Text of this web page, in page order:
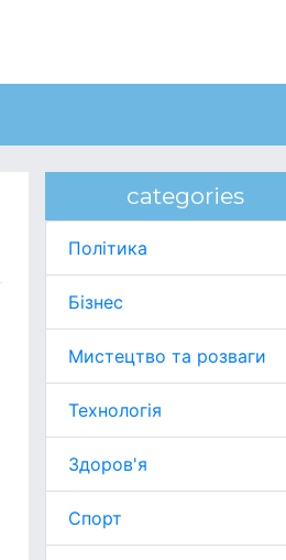
categories
Політика
Бізнес
Мистецтво та розваги
Технологія
Здоров'я
Спорт